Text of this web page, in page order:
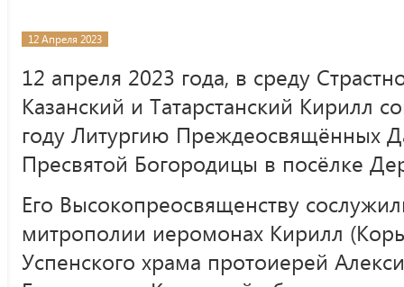
12 Апреля 2023
12 апреля 2023 года, в среду
Казанский и Татарстанский Кирилл
году Литургию Преждеосвящённых
Пресвятой Богородицы в посёлке
Его Высокопреосвященству
митрополии иеромонах Кирилл
Успенского храма протоиерей